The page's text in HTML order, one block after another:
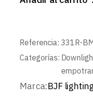
Referencia: 331R-
Categorías:
Marca:BJF lighting